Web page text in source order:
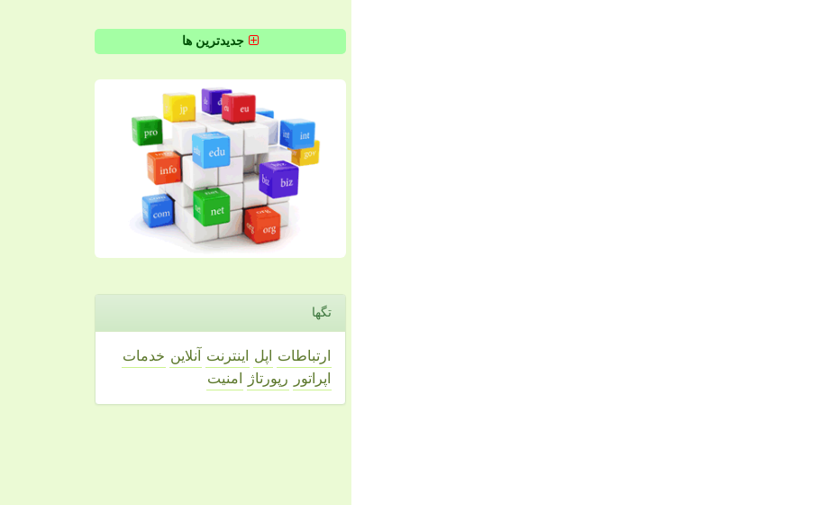
جدیدترین ها
تگها
ارتباطات اپل اینترنت آنلاین خدمات
اپراتور
رپورتاژ امنیت